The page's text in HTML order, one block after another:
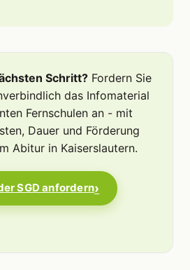
Schritt? Fordern Sie
das Infomaterial
Fernschulen an - mit
Dauer und Förderung
Abitur in Kaiserslautern.
SGD anfordern